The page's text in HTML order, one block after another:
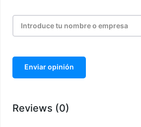
Enviar opinión
Reviews (0)